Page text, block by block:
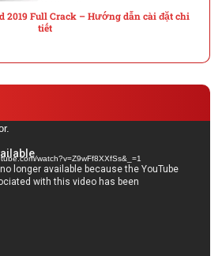
2019 Full Crack – Hướng dẫn cài đặt chi
tiết
watch?v=Z9wFf8XXfSs&_=1